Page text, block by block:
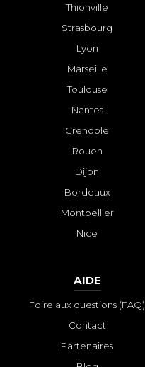
Thionville
Strasbourg
Lyon
Marseille
Toulouse
Nantes
Grenoble
Rouen
Dijon
Bordeaux
Montpellier
Nice
AIDE
Foire aux questions (FAQ)
Contact
Partenaires